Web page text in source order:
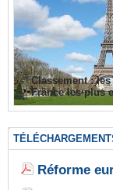
Classement :
France les plus
Réforme